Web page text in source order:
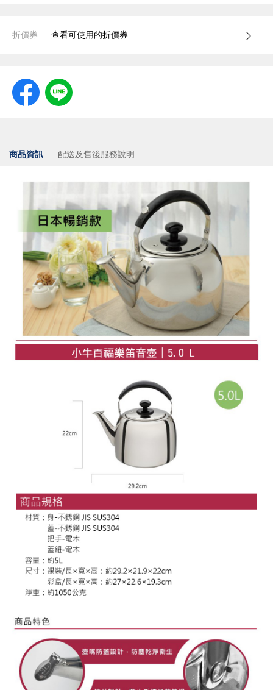
折價券 查看可使用的折價券
商品資訊 配送及售後服務說明